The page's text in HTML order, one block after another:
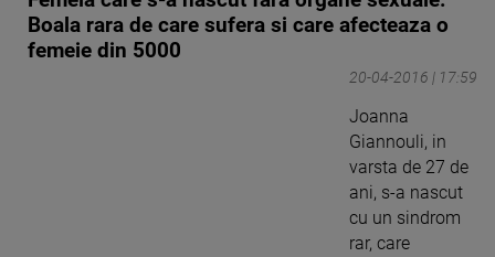
Boala rara de care sufera si care afecteaza o
femeie din 5000
20-04-2016 | 17:59
Joanna
Giannouli, in
varsta de 27 de
ani, s-a nascut
cu un sindrom
rar, care